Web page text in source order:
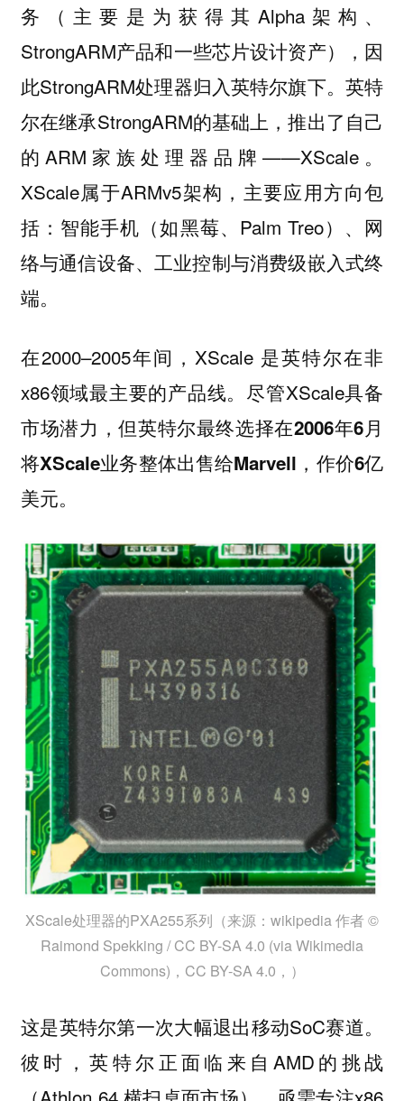
务
（主要是为获得其Alpha架构、
StrongARM产品和一些芯片设计资产），因
此StrongARM处理器归入英特尔旗下。英特
尔在继承StrongARM的基础上，推出了自己
的ARM家族处理器品牌——XScale。
XScale属于ARMv5架构，主要应用方向包
括：智能手机（如黑莓、Palm Treo）、网
络与通信设备、工业控制与消费级嵌入式终
端。
在2000–2005年间，XScale 是英特尔在非
x86领域最主要的产品线。尽管XScale具备
市场潜力，但英特尔最终选择在2006年6月
将XScale业务整体出售给Marvell，作价6亿
美元。
XScale处理器的PXA255系列（来源：wikipedia 作者 ©
Raimond Spekking / CC BY-SA 4.0 (via Wikimedia
Commons)，CC BY-SA 4.0，）
这是英特尔第一次大幅退出移动SoC赛道。
彼时，英特尔正面临来自AMD的挑战